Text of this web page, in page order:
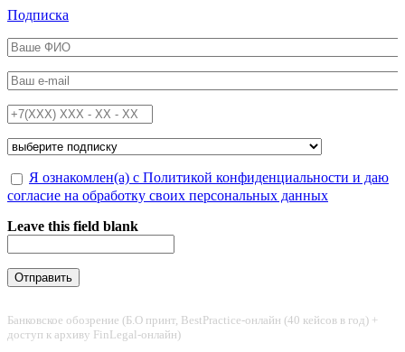
Перейти к основному содержанию
Подписка
ФИО*
Email*
Телефон*
Подписка на*
Обработка персональных данных*
Я ознакомлен(а) с Политикой конфиденциальности и даю
согласие на обработку своих персональных данных
Leave this field blank
Банковское обозрение (Б.О принт, BestPractice-онлайн (40 кейсов в год) +
доступ к архиву FinLegal-онлайн)